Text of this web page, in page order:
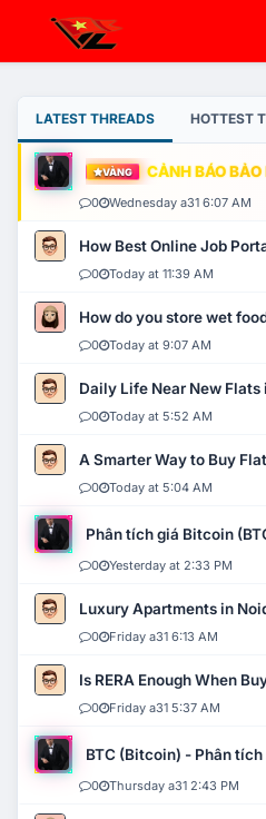
LATEST THREADS HOTTEST
VÀNG CẢNH BÁO
0 Wednesday a31 6:07 AM
How Best Online Job
0 Today at 11:39 AM
How do you store wet
0 Today at 9:07 AM
Daily Life Near New Flats
0 Today at 5:52 AM
A Smarter Way to Buy
0 Today at 5:04 AM
Phân tích giá Bitcoin
0 Yesterday at 2:33 PM
Luxury Apartments in
0 Friday a31 6:13 AM
Is RERA Enough When
0 Friday a31 5:37 AM
BTC (Bitcoin) - Phân
0 Thursday a31 2:43 PM